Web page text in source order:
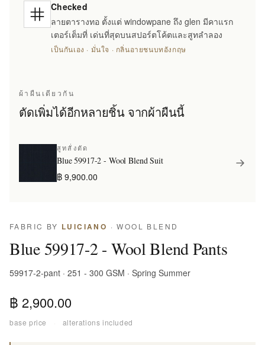
Checked
ลายตารางทอ ตั้งแต่ windowpane ถึง glen มีคาแรก
เตอร์เต็มที่ เด่นที่สุดบนสปอร์ตโค้ตและสูทลำลอง
เป็นกันเอง · มั่นใจ · กลิ่นอายชนบทอังกฤษ
ผ้าผืนเดียวกัน
ตัดเพิ่มได้อีกหลายชิ้น จากผ้าผืนนี้
สูทสั่งตัด
Blue 59917-2 - Wool Blend Suit
฿ 9,900.00
FABRIC BY LUICIANO · WOOL BLEND
Blue 59917-2 - Wool Blend Pants
59917-2-pant · 251 - 300 GSM · Spring Summer
฿ 2,900.00
base price · alterations included